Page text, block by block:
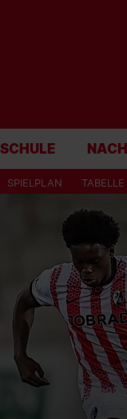
SPIELPLAN TABELLE